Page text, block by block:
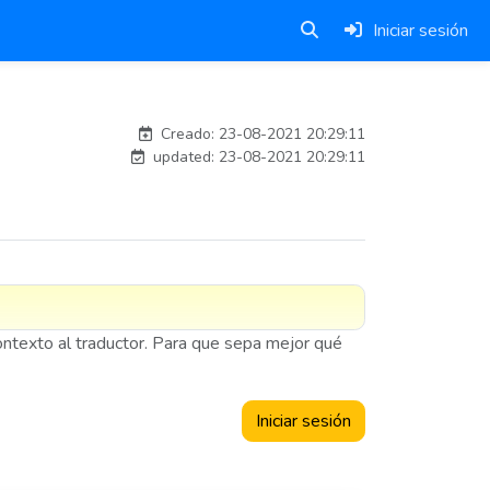
Iniciar sesión
Creado: 23-08-2021 20:29:11
updated: 23-08-2021 20:29:11
al traductor. Para que sepa mejor qué
Iniciar sesión